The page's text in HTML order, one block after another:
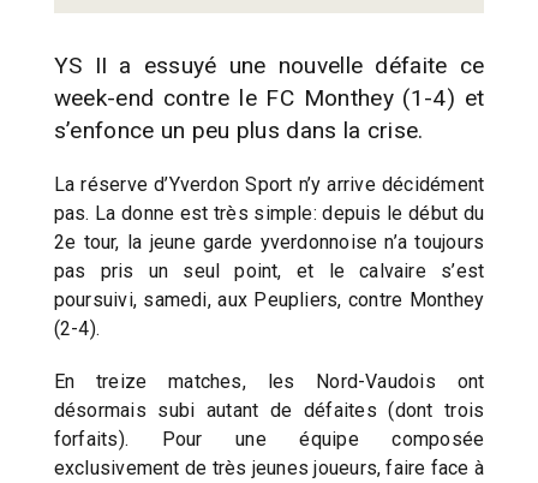
YS II a essuyé une nouvelle défaite ce
week-end contre le FC Monthey (1-4) et
s’enfonce un peu plus dans la crise.
La réserve d’Yverdon Sport n’y arrive décidément
pas. La donne est très simple: depuis le début du
2e tour, la jeune garde yverdonnoise n’a toujours
pas pris un seul point, et le calvaire s’est
poursuivi, samedi, aux Peupliers, contre Monthey
(2-4).
En treize matches, les Nord-Vaudois ont
désormais subi autant de défaites (dont trois
forfaits). Pour une équipe composée
exclusivement de très jeunes joueurs, faire face à